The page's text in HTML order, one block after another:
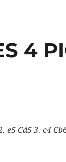
4
e5 Cd5 3. c4